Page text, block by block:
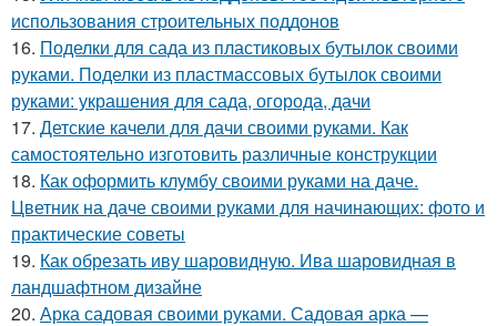
использования строительных поддонов
16. Поделки для сада из пластиковых бутылок своими
руками. Поделки из пластмассовых бутылок своими
руками: украшения для сада, огорода, дачи
17. Детские качели для дачи своими руками. Как
самостоятельно изготовить различные конструкции
18. Как оформить клумбу своими руками на даче.
Цветник на даче своими руками для начинающих: фото и
практические советы
19. Как обрезать иву шаровидную. Ива шаровидная в
ландшафтном дизайне
20. Арка садовая своими руками. Садовая арка —